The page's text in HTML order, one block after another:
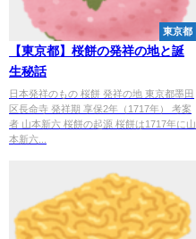
東京都
【東京都】桜餅の発祥の地と誕
生秘話
日本発祥のもの 桜餅 発祥の地 東京都墨田
区長命寺 発祥期 享保2年（1717年） 考案
者 山本新六 桜餅の起源 桜餅は1717年に山
本新六...